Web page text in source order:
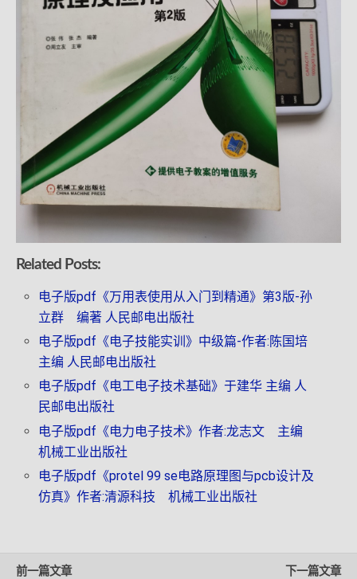
Related Posts:
电子版pdf《万用表使用从入门到精通》第3版-孙
立群 编著 人民邮电出版社
电子版pdf《电子技能实训》中级篇-作者:陈国培
主编 人民邮电出版社
电子版pdf《电工电子技术基础》于建华 主编 人
民邮电出版社
电子版pdf《电力电子技术》作者:龙志文 主编
机械工业出版社
电子版pdf《protel 99 se电路原理图与pcb设计及
仿真》作者:清源科技 机械工业出版社
前一篇文章 下一篇文章